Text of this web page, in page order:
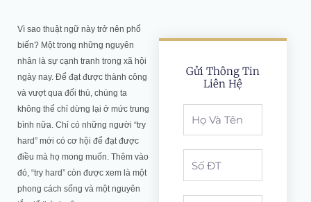
Vì sao thuật ngữ này trở nên phổ
biến? Một trong những nguyên
nhân là sự cạnh tranh trong xã hội
ngày nay. Để đạt được thành công
và vượt qua đối thủ, chúng ta
không thể chỉ dừng lại ở mức trung
bình nữa. Chỉ có những người “try
hard” mới có cơ hội để đạt được
điều mà họ mong muốn. Thêm vào
đó, “try hard” còn được xem là một
phong cách sống và một nguyên
Gửi Thông Tin
Liên Hệ
Name